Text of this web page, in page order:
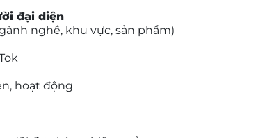
đại diện
nghề, khu vực, sản phẩm)
hoạt động